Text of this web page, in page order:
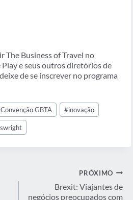
The Business of Travel no
Play e seus outros diretórios de
de se inscrever no programa
Convenção GBTA #inovação
PRÓXIMO
Brexit: Viajantes de
negócios preocupados com